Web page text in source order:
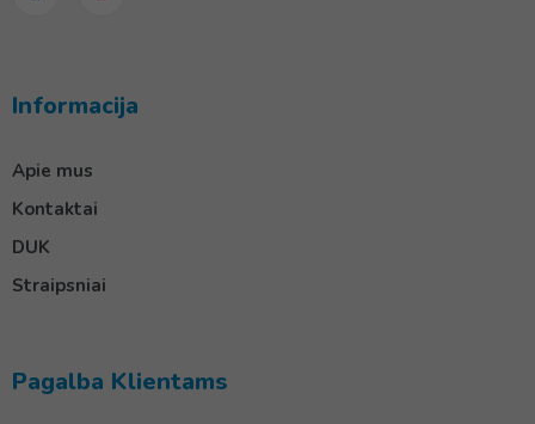
Informacija
Apie mus
Kontaktai
DUK
Straipsniai
Pagalba Klientams